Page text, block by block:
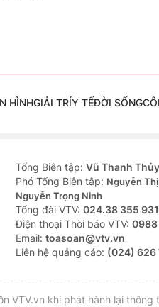
HÌNHGIẢI TRÍY TẾĐỜI SỐNG
Tổng Biên tập: Vũ Thanh Thủy
Phó Tổng Biên tập: Nguyễn
Nguyễn Trọng Ninh
Tổng đài VTV: 024.38 355
Ðiện thoại Thời báo VTV: 0988
Email: toasoan@vtv.vn
Liên hệ quảng cáo: (024) 626
VTV.vn khi phát hành lại thông